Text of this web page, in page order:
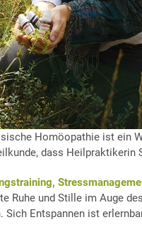
Homöopathie ist ein
dass Heilpraktikerin
Ruhe und Stille im Auge
Sich Entspannen ist